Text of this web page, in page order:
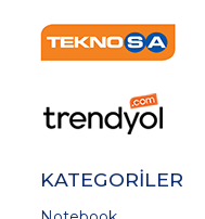
KATEGORİLER